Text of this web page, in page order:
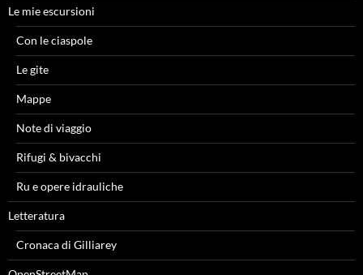
Le mie escursioni
Con le ciaspole
Le gite
Mappe
Note di viaggio
Rifugi & bivacchi
Ru e opere idrauliche
Letteratura
Cronaca di Gilliarey